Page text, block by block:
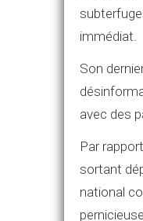
immédiat.
Son
avec des
Par
sortant
national